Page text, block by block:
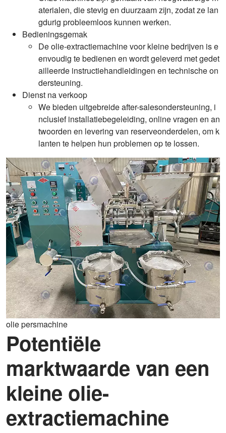
aterialen, die stevig en duurzaam zijn, zodat ze lan
gdurig probleemloos kunnen werken.
Bedieningsgemak
De olie-extractiemachine voor kleine bedrijven is e
envoudig te bedienen en wordt geleverd met gedet
ailleerde instructiehandleidingen en technische on
dersteuning.
Dienst na verkoop
We bieden uitgebreide after-salesondersteuning, i
nclusief installatiebegeleiding, online vragen en an
twoorden en levering van reserveonderdelen, om k
lanten te helpen hun problemen op te lossen.
olie persmachine
Potentiële
marktwaarde van een
kleine olie-
extractiemachine